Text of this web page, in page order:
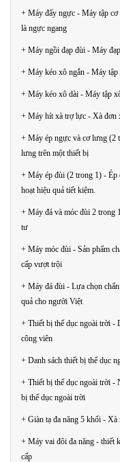
+ Máy đẩy ngực - Máy tập cơ
là ngực ngang
+ Máy ngồi đạp đùi - Máy
+ Máy kéo xô ngắn - Máy
+ Máy kéo xô dài - Máy tập
+ Máy hít xà trợ lực - Xà đơn
+ Máy ép ngực và cơ lưng (2
lưng trên một thiết bị
+ Máy ép đùi (2 trong 1) - Ép
hoạt hiệu quả tiết kiệm.
+ Máy đá và móc đùi 2 trong
tư
+ Máy móc đùi - Sản phẩm
cấp vượt trội
+ Máy đá đùi - Lựa chọn
quả cho người Việt
+ Thiết bị thể dục ngoài trời -
công viên
+ Danh sách thiết bị thể dục
+ Thiết bị thể dục ngoài trời -
bị thể dục ngoài trời
+ Giàn tạ đa năng 5 khối -
+ Máy vai đôi đa năng - thiết
cấp